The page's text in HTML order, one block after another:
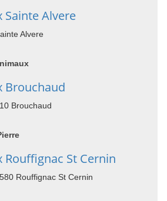
Sainte Alvere
Alvere
Brouchaud
Brouchaud
St Cernin
Rouffignac St Cernin